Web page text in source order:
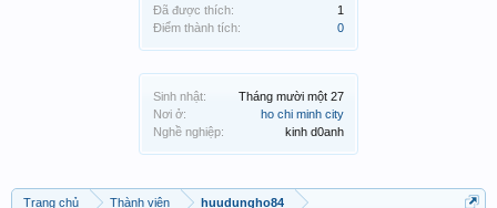
Đã được thích:
1
Điểm thành tích:
0
Sinh nhật:
Tháng mười một 27
Nơi ở:
ho chi minh city
Nghề nghiệp:
kinh d0anh
Trang chủ Thành viên huudungho84